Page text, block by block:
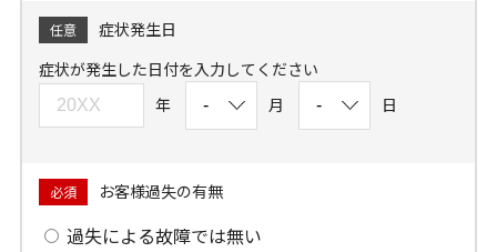
任意
症状発生日
症状が発生した日付を入力してください
年
月 日
必須 お客様過失の有無
過失による故障では無い